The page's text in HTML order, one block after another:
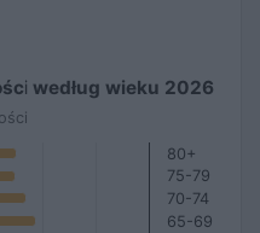
według wieku 2026
65-69
70-74
75-79
80+